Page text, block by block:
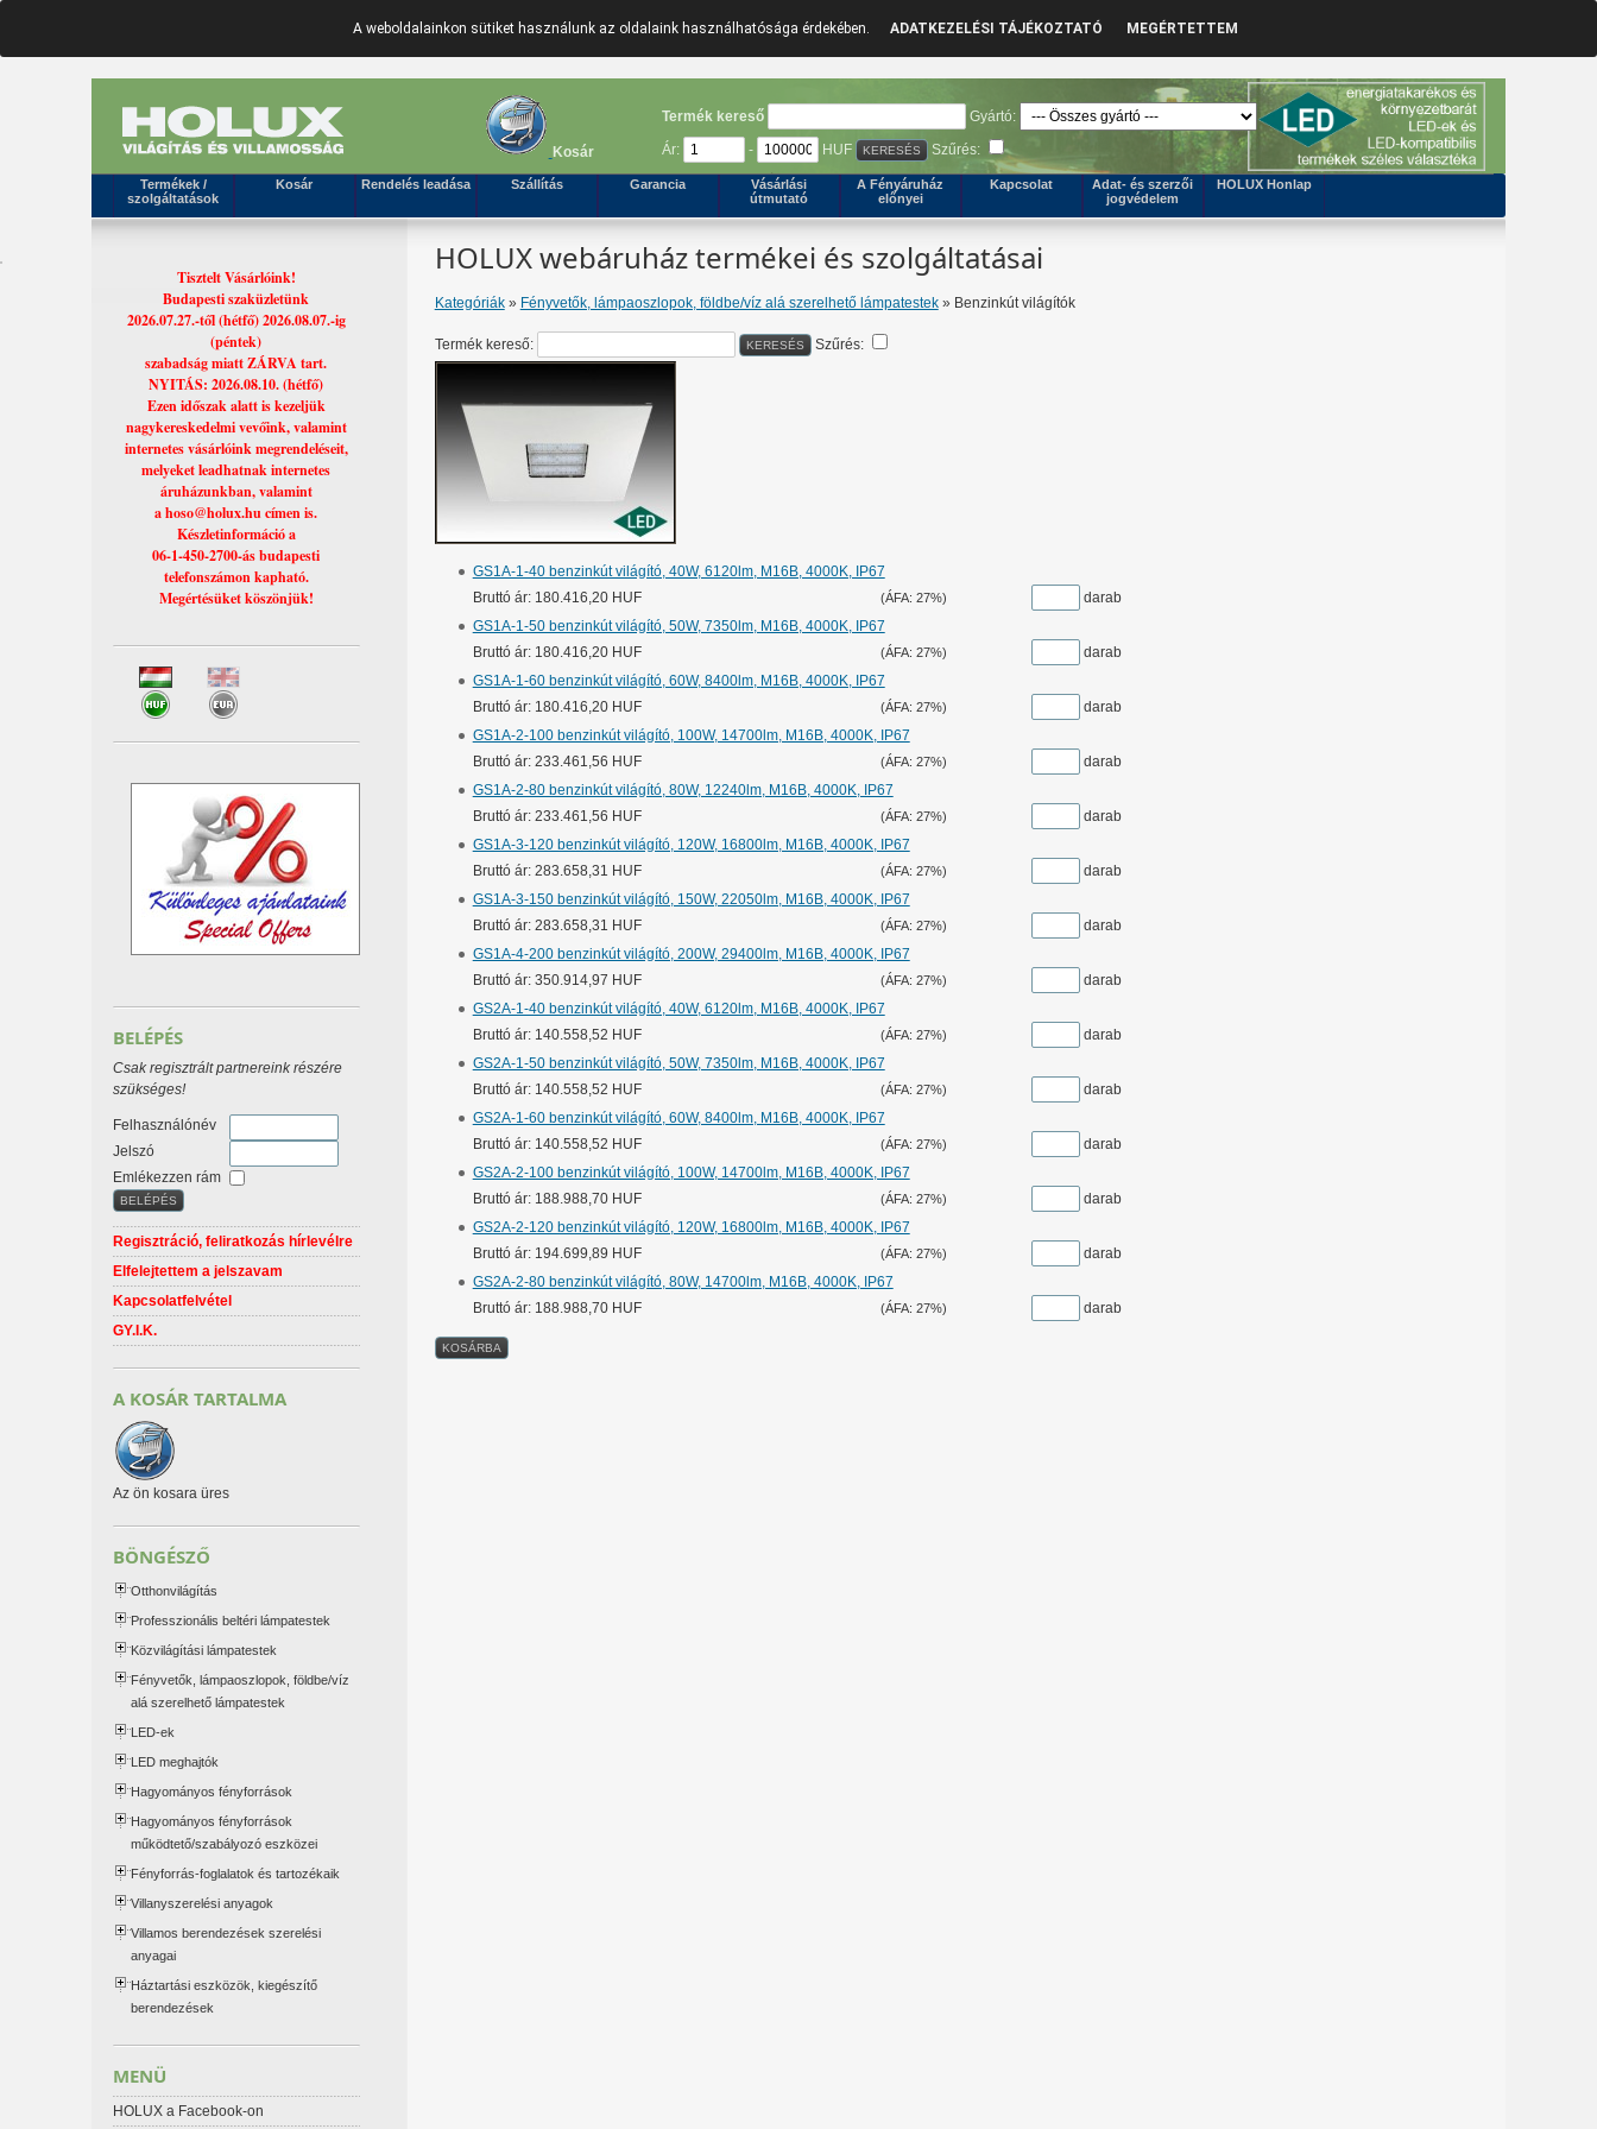
A weboldalainkon sütiket használunk az oldalaink használhatósága érdekében. ADATKEZELÉSI TÁJÉKOZTATÓ MEGÉRTETTEM
Kosár
Termék kereső
Gyártó:
Ár:
- HUF Szűrés:
Termékek /
szolgáltatások
Kosár Rendelés leadása Szállítás Garancia
Vásárlási
útmutató
A Fényáruház
előnyei
Kapcsolat
Adat- és szerzői
jogvédelem
HOLUX Honlap
HOLUX webáruház termékei és szolgáltatásai
Kategóriák» Fényvetők, lámpaoszlopok, földbe/víz alá szerelhető lámpatestek» Benzinkút világítók
Termék kereső: Szűrés:
GS1A-1-40 benzinkút világító, 40W, 6120lm, M16B, 4000K, IP67
Bruttó ár: 180.416,20 HUF
(ÁFA: 27%)
darab
GS1A-1-50 benzinkút világító, 50W, 7350lm, M16B, 4000K, IP67
Bruttó ár: 180.416,20 HUF
(ÁFA: 27%)
darab
GS1A-1-60 benzinkút világító, 60W, 8400lm, M16B, 4000K, IP67
Bruttó ár: 180.416,20 HUF
(ÁFA: 27%)
darab
GS1A-2-100 benzinkút világító, 100W, 14700lm, M16B, 4000K, IP67
Bruttó ár: 233.461,56 HUF
(ÁFA: 27%)
darab
GS1A-2-80 benzinkút világító, 80W, 12240lm, M16B, 4000K, IP67
Bruttó ár: 233.461,56 HUF
(ÁFA: 27%)
darab
GS1A-3-120 benzinkút világító, 120W, 16800lm, M16B, 4000K, IP67
Bruttó ár: 283.658,31 HUF
(ÁFA: 27%)
darab
GS1A-3-150 benzinkút világító, 150W, 22050lm, M16B, 4000K, IP67
Bruttó ár: 283.658,31 HUF
(ÁFA: 27%)
darab
GS1A-4-200 benzinkút világító, 200W, 29400lm, M16B, 4000K, IP67
Bruttó ár: 350.914,97 HUF
(ÁFA: 27%)
darab
GS2A-1-40 benzinkút világító, 40W, 6120lm, M16B, 4000K, IP67
Bruttó ár: 140.558,52 HUF
(ÁFA: 27%)
darab
GS2A-1-50 benzinkút világító, 50W, 7350lm, M16B, 4000K, IP67
Bruttó ár: 140.558,52 HUF
(ÁFA: 27%)
darab
GS2A-1-60 benzinkút világító, 60W, 8400lm, M16B, 4000K, IP67
Bruttó ár: 140.558,52 HUF
(ÁFA: 27%)
darab
GS2A-2-100 benzinkút világító, 100W, 14700lm, M16B, 4000K, IP67
Bruttó ár: 188.988,70 HUF
(ÁFA: 27%)
darab
GS2A-2-120 benzinkút világító, 120W, 16800lm, M16B, 4000K, IP67
Bruttó ár: 194.699,89 HUF
(ÁFA: 27%)
darab
GS2A-2-80 benzinkút világító, 80W, 14700lm, M16B, 4000K, IP67
Bruttó ár: 188.988,70 HUF
(ÁFA: 27%) darab
Tisztelt Vásárlóink!
Budapesti szaküzletünk
2026.07.27.-től (hétfő) 2026.08.07.-ig
(péntek)
szabadság miatt ZÁRVA tart.
NYITÁS: 2026.08.10. (hétfő)
Ezen időszak alatt is kezeljük
nagykereskedelmi vevőink, valamint
internetes vásárlóink megrendeléseit,
melyeket leadhatnak internetes
áruházunkban, valamint
a hoso@holux.hu címen is.
Készletinformáció a
06-1-450-2700-ás budapesti
telefonszámon kapható.
Megértésüket köszönjük!
BELÉPÉS
Csak regisztrált partnereink részére
szükséges!
Felhasználónév
Jelszó
Emlékezzen rám
Regisztráció, feliratkozás hírlevélre
Elfelejtettem a jelszavam
Kapcsolatfelvétel
GY.I.K.
A KOSÁR TARTALMA
Az ön kosara üres
BÖNGÉSZŐ
Otthonvilágítás
Professzionális beltéri lámpatestek
Közvilágítási lámpatestek
Fényvetők, lámpaoszlopok, földbe/víz
alá szerelhető lámpatestek
LED-ek
LED meghajtók
Hagyományos fényforrások
Hagyományos fényforrások
működtető/szabályozó eszközei
Fényforrás-foglalatok és tartozékaik
Villanyszerelési anyagok
Villamos berendezések szerelési
anyagai
Háztartási eszközök, kiegészítő
berendezések
MENÜ
HOLUX a Facebook-on